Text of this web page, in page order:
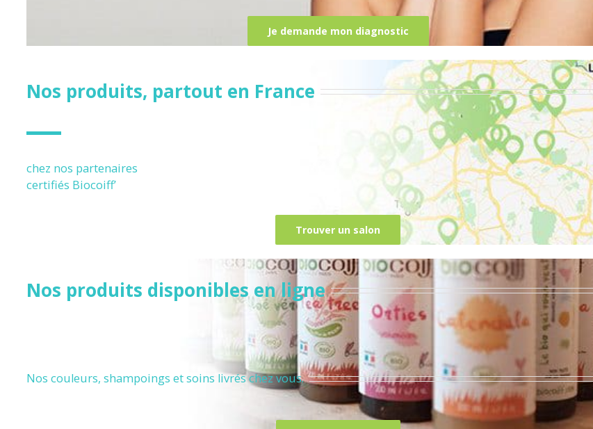
Je demande mon diagnostic
Nos produits, partout en France
chez nos partenaires
certifiés Biocoiff’
Trouver un salon
Nos produits disponibles en ligne
Nos couleurs, shampoings et soins livrés chez vous.